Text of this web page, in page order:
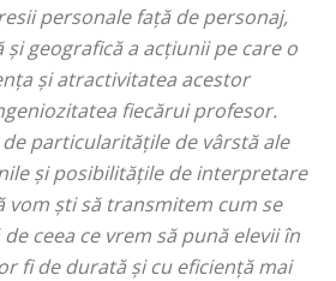
personale față de personaj,
geografică a acțiunii pe care o
și atractivitatea acestor
fiecărui profesor.
particularitățile de vârstă ale
și posibilitățile de interpretare
vom ști să transmitem cum se
ceea ce vrem să pună elevii în
fi de durată și cu eficiență mai